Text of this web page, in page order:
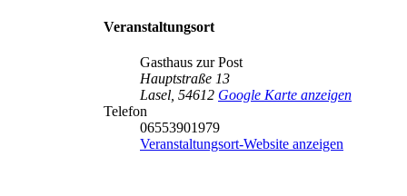
Veranstaltungsort
Gasthaus zur Post
Hauptstraße 13
Lasel 54612 Google Karte anzeigen
Telefon
06553901979
Veranstaltungsort-Website anzeigen